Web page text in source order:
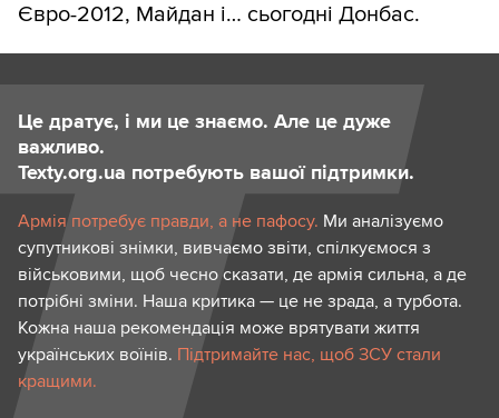
Євро-2012, Майдан і… сьогодні Донбас.
Це дратує, і ми це знаємо. Але це дуже
важливо.
Texty.org.ua потребують вашої підтримки.
Армія потребує правди, а не пафосу. Ми аналізуємо
супутникові знімки, вивчаємо звіти, спілкуємося з
військовими, щоб чесно сказати, де армія сильна, а де
потрібні зміни. Наша критика — це не зрада, а турбота.
Кожна наша рекомендація може врятувати життя
українських воїнів. Підтримайте нас, щоб ЗСУ стали
кращими.